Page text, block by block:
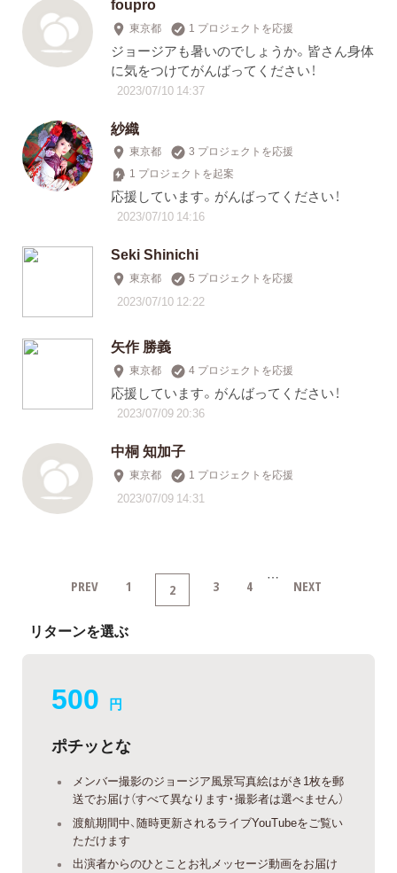
東京都 1 プロジェクトを応援
ジョージアも暑いのでしょうか。皆さん身体
に気をつけてがんばってください！
2023/07/10 14:37
紗織
東京都
3 プロジェクトを応援
1 プロジェクトを起案
応援しています。がんばってください！
2023/07/10 14:16
Seki Shinichi
東京都 5 プロジェクトを応援
2023/07/10 12:22
矢作 勝義
東京都 4 プロジェクトを応援
応援しています。がんばってください！
2023/07/09 20:36
中桐 知加子
東京都 1 プロジェクトを応援
2023/07/09 14:31
PREV 1 2 3 4 … NEXT
リターンを選ぶ
500 円
ポチッとな
メンバー撮影のジョージア風景写真絵はがき1枚を郵
送でお届け（すべて異なります・撮影者は選べません）
渡航期間中、随時更新されるライブYouTubeをご覧い
ただけます
出演者からのひとことお礼メッセージ動画をお届け